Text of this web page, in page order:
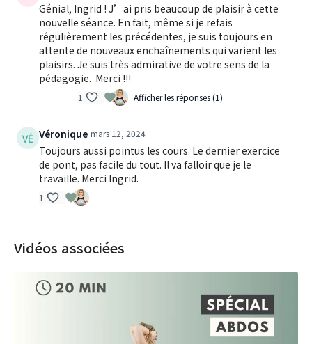
Génial, Ingrid ! J’ai pris beaucoup de plaisir à cette
nouvelle séance. En fait, même si je refais
régulièrement les précédentes, je suis toujours en
attente de nouveaux enchaînements qui varient les
plaisirs. Je suis très admirative de votre sens de la
pédagogie. Merci !!!
1 Afficher les réponses (1)
Véronique mars 12, 2024
Toujours aussi pointus les cours. Le dernier exercice
de pont, pas facile du tout. Il va falloir que je le
travaille. Merci Ingrid.
1
Vidéos associées